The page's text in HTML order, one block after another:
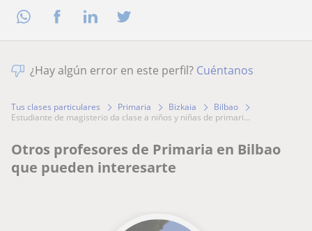
¿Hay algún error en este perfil? Cuéntanos
Tus clases particulares Primaria Bizkaia
Bilbao
estudiante de magisterio da clase a niños y niñas de primari...
Otros profesores de Primaria en Bilbao
que pueden interesarte